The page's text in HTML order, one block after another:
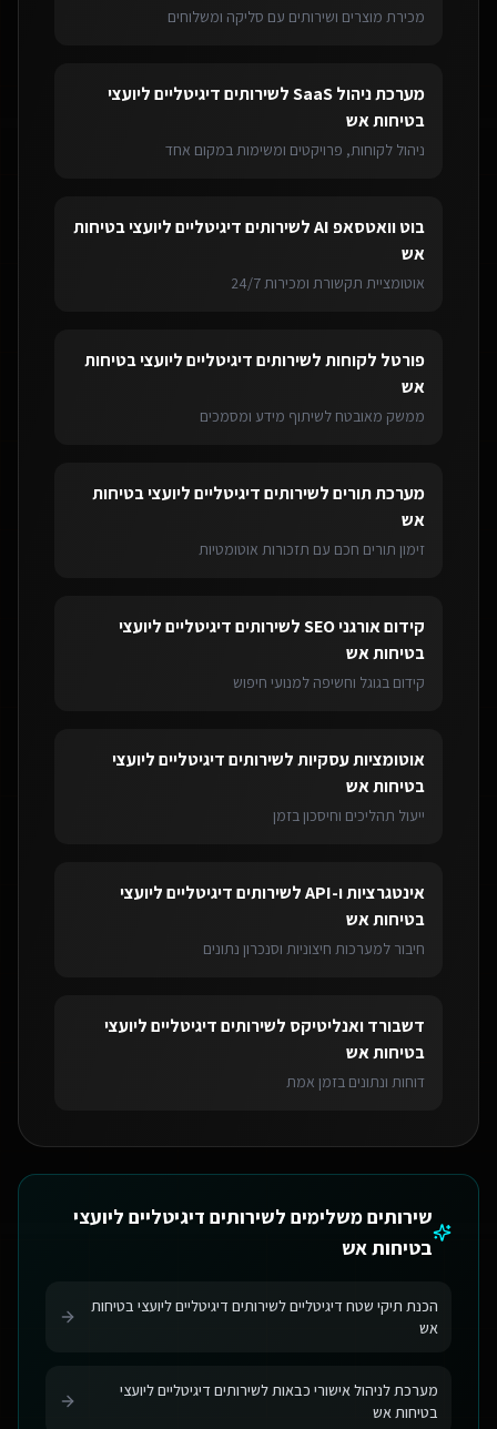
מכירת מוצרים ושירותים עם סליקה ומשלוחים
מערכת ניהול SaaS לשירותים דיגיטליים ליועצי
בטיחות אש
ניהול לקוחות, פרויקטים ומשימות במקום אחד
בוט וואטסאפ AI לשירותים דיגיטליים ליועצי בטיחות
אש
אוטומציית תקשורת ומכירות 24/7
פורטל לקוחותלשירותים דיגיטליים ליועצי בטיחות
אש
ממשק מאובטח לשיתוף מידע ומסמכים
מערכת תוריםלשירותים דיגיטליים ליועצי בטיחות
אש
זימון תורים חכם עם תזכורות אוטומטיות
קידום אורגני SEO לשירותים דיגיטליים ליועצי
בטיחות אש
קידום בגוגל וחשיפה למנועי חיפוש
אוטומציות עסקיותלשירותים דיגיטליים ליועצי
בטיחות אש
ייעול תהליכים וחיסכון בזמן
אינטגרציות ו-API לשירותים דיגיטליים ליועצי
בטיחות אש
חיבור למערכות חיצוניות וסנכרון נתונים
דשבורד ואנליטיקס לשירותים דיגיטליים ליועצי
בטיחות אש
דוחות ונתונים בזמן אמת
שירותים משלימים לשירותים דיגיטליים ליועצי
בטיחות אש
הכנת תיקי שטח דיגיטליים לשירותים דיגיטליים ליועצי בטיחות
אש
מערכת לניהול אישורי כבאות לשירותים דיגיטליים ליועצי
בטיחות אש